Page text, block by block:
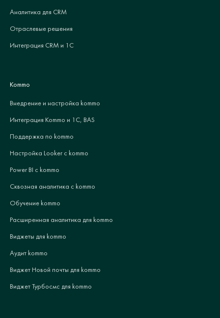
Аналитика для CRM
Отраслевые решения
Интеграция CRM и 1С
Kommo
Внедрение и настройка kommo
Интеграция Kommo и 1С, BAS
Поддержка по kommo
Настройка Looker с kommo
Power BI с kommo
Сквозная аналитика с kommo
Обучение kommo
Расширенная аналитика для kommo
Виджеты для kommo
Аудит kommo
Виджет Новой почты для kommo
Виджет Турбосмс для kommo